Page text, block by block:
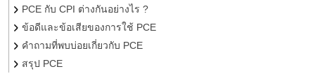
PCE กับ CPI ต่างกันอย่างไร ?
ข้อดีและข้อเสียของการใช้ PCE
คำถามที่พบบ่อยเกี่ยวกับ PCE
สรุป PCE